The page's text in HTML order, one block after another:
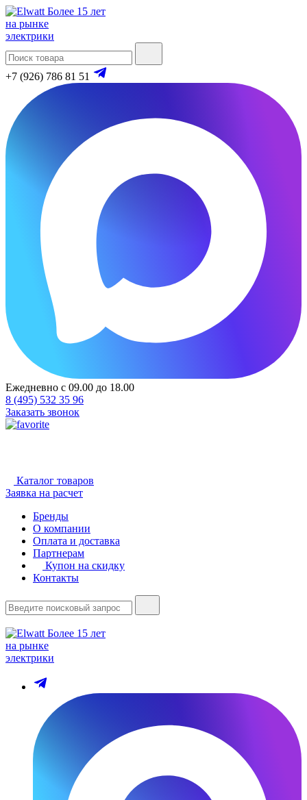
Более 15 лет
на рынке
электрики
+7 (926) 786 81 51
Ежедневно с 09.00 до 18.00
8 (495) 532 35 96
Заказать звонок
Каталог товаров
Заявка на расчет
Бренды
О компании
Оплата и доставка
Партнерам
Купон на скидку
Контакты
Более 15 лет
на рынке
электрики